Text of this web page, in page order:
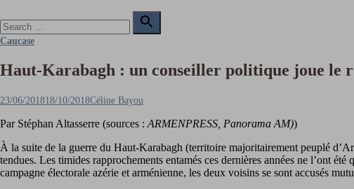
for:

Search
Caucase
Haut-Karabagh : un conseiller politique joue le
Posted
23/06/201818/10/2018Author
Céline Bayou
Par Stéphan Altasserre (sources : ARMENPRESS, Panorama AM))
À la suite de la guerre du Haut-Karabagh (territoire majoritairement peuplé
tendues. Les timides rapprochements entamés ces dernières années ne l’ont
campagne électorale azérie et arménienne, les deux voisins se sont accusés